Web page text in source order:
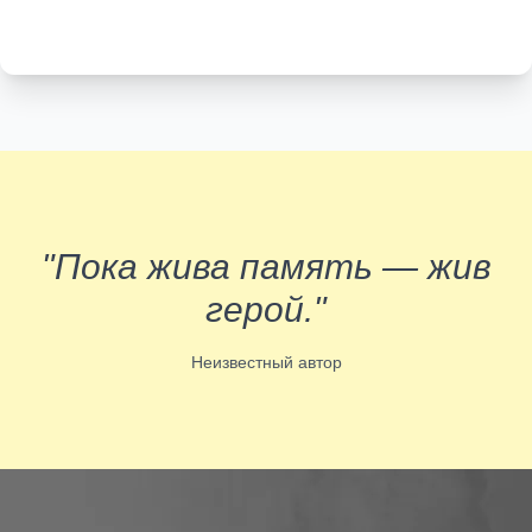
"Пока жива память — жив
герой."
Неизвестный автор